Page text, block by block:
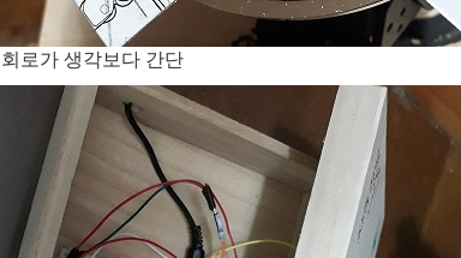
로가 생각보다 간단